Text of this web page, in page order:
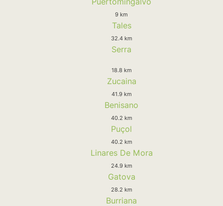
9 km
Tales
32.4 km
Serra
18.8 km
Zucaina
41.9 km
Benisano
40.2 km
Puçol
40.2 km
Linares De Mora
24.9 km
Gatova
28.2 km
Burriana